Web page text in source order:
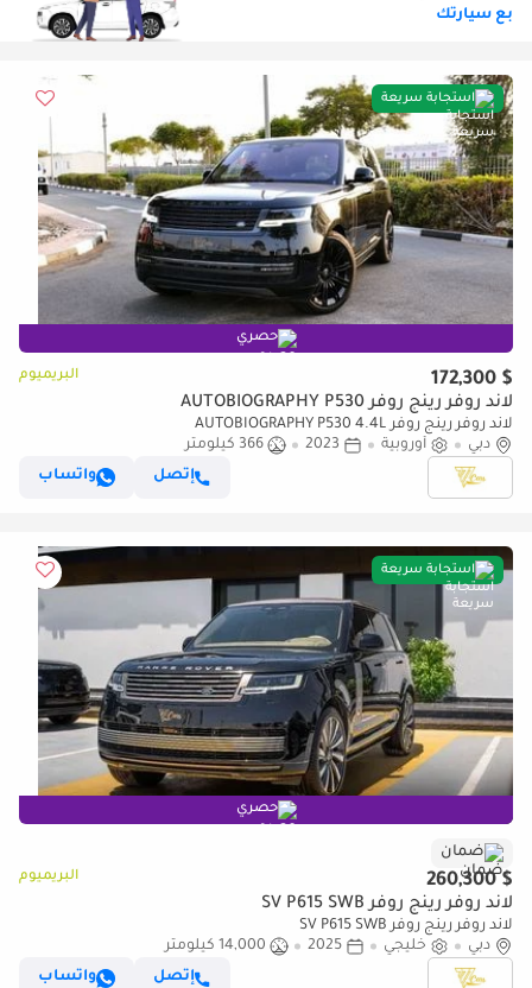
بع سيارتك
استجابة سريعة
حصري
$ 172,300 البريميوم
لاند روفر رينج روفر AUTOBIOGRAPHY P530
لاند روفر رينج روفر AUTOBIOGRAPHY P530 4.4L
دبي
أوروبية 2023
366 كيلومتر
إتصل
واتساب
استجابة سريعة
حصري
ضمان
$ 260,300 البريميوم
لاند روفر رينج روفر SV P615 SWB
لاند روفر رينج روفر SV P615 SWB
دبي
خليجي 2025
14,000 كيلومتر
إتصل
واتساب